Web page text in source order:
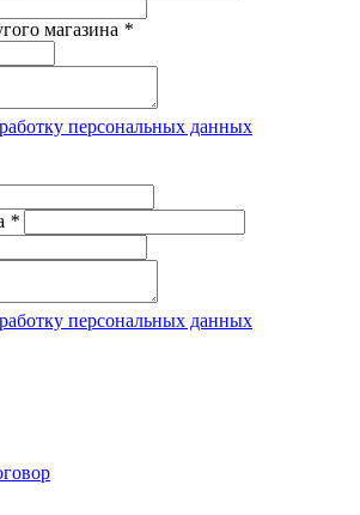
магазина *
персональных данных
*
персональных данных